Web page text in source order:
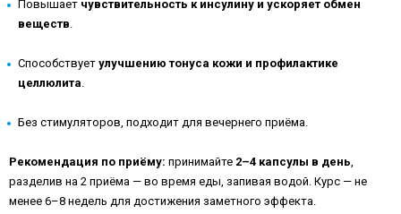
Повышает чувствительность к инсулину и ускоряет обмен
веществ
Способствует улучшению тонуса кожи и профилактике
целлюлита
Без стимуляторов, подходит для вечернего приёма.
Рекомендация по приёму: принимайте 2–4 капсулы в день
разделив на 2 приёма — во время еды, запивая водой. Курс — не
менее 6–8 недель для достижения заметного эффекта.